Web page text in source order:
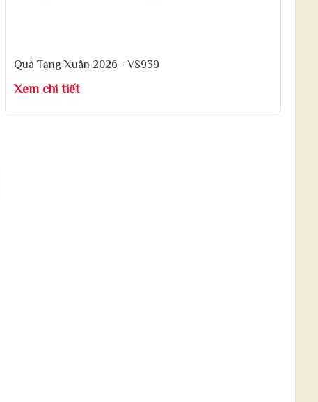
Quà Tặng Xuân 2026 - VS939
Xem chi tiết